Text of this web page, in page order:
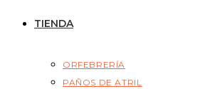
TIENDA
ORFEBRERÍA
PAÑOS DE ATRIL